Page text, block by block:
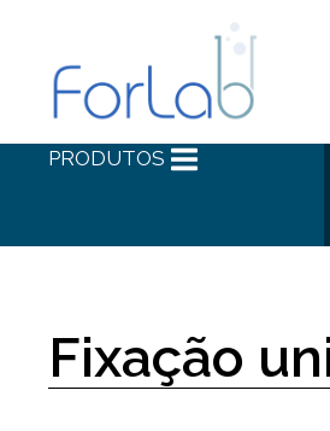
PRODUTOS
Fixação